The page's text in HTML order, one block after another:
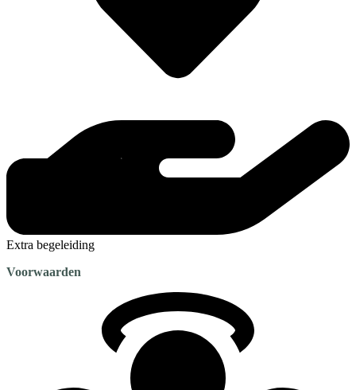
Extra begeleiding
Voorwaarden